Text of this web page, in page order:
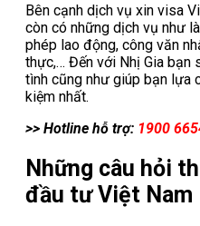
Bên cạnh dịch vụ xin visa
còn có những dịch vụ như
phép lao động, công văn
thực,… Đến với Nhị Gia bạn
tình cũng như giúp bạn lựa
kiệm nhất.
>> Hotline hỗ trợ: 1900
Những câu hỏi
đầu tư Việt Nam